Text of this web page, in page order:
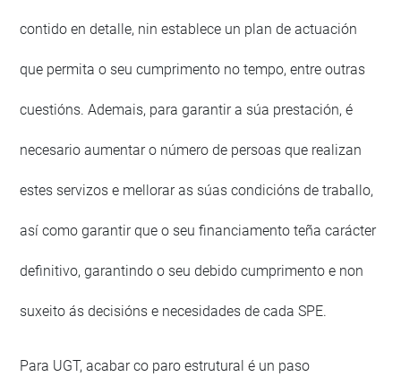
contido en detalle, nin establece un plan de actuación
que permita o seu cumprimento no tempo, entre outras
cuestións. Ademais, para garantir a súa prestación, é
necesario aumentar o número de persoas que realizan
estes servizos e mellorar as súas condicións de traballo,
así como garantir que o seu financiamento teña carácter
definitivo, garantindo o seu debido cumprimento e non
suxeito ás decisións e necesidades de cada SPE.
Para UGT, acabar co paro estrutural é un paso